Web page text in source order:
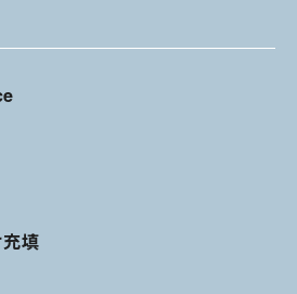
填